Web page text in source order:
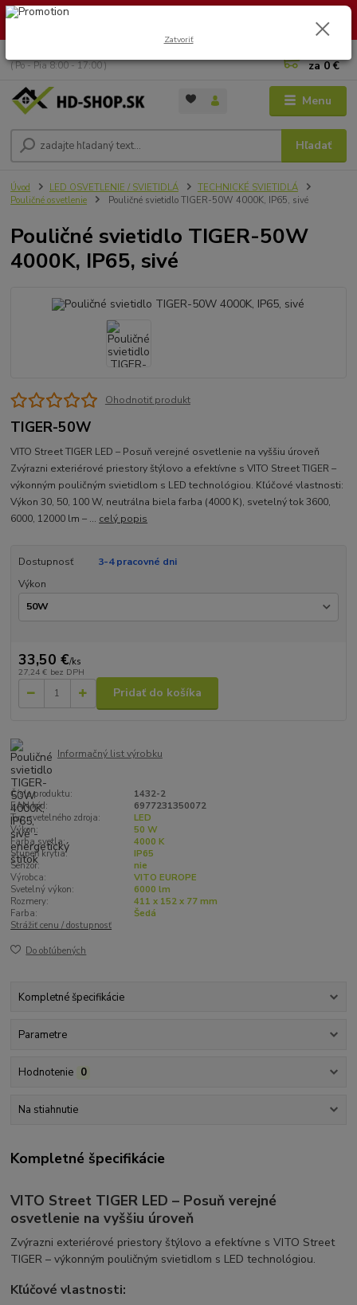
🏖️ DOVOLENKA 30.7.2026 – 9.8.2026 · Objednávky vybavíme po
Menu
Hľadať
( Po - Pia 8:00 - 17:00 )
za0 €
Úvod LED OSVETLENIE / SVIETIDLÁ
TECHNICKÉ SVIETIDLÁ
Pouličné osvetlenie
Pouličné svietidlo TIGER-50W 4000K, IP65, sivé
Pouličné svietidlo TIGER-50W
4000K, IP65, sivé
Ohodnotiť produkt
TIGER-50W
VITO Street TIGER LED – Posuň verejné osvetlenie na vyššiu úroveň
Zvýrazni exteriérové priestory štýlovo a efektívne s VITO Street TIGER –
výkonným pouličným svietidlom s LED technológiou. Kľúčové vlastnosti:
Výkon 30, 50, 100 W, neutrálna biela farba (4000 K), svetelný tok 3600,
6000, 12000 lm – ... celý popis
Dostupnosť
3-4 pracovné dni
Výkon
33,50 €/ks
27,24 € bez DPH
Pridať do košíka
Informačný list výrobku
Číslo produktu:
1432-2
EAN kód:
6977231350072
Typ svetelného zdroja:
LED
Výkon:
50 W
Farba svetla:
4000 K
Stupeň krytia:
IP65
Senzor:
nie
Výrobca:
VITO EUROPE
Svetelný výkon:
6000 lm
Rozmery:
411 x 152 x 77 mm
Farba:
Šedá
Strážiť cenu / dostupnosť
Do obľúbených
Kompletné špecifikácie
Parametre
Hodnotenie 0
Na stiahnutie
Kompletné špecifikácie
VITO Street TIGER LED – Posuň verejné
osvetlenie na vyššiu úroveň
Zvýrazni exteriérové priestory štýlovo a efektívne s VITO Street
TIGER – výkonným pouličným svietidlom s LED technológiou.
Kľúčové vlastnosti:
Zatvoriť